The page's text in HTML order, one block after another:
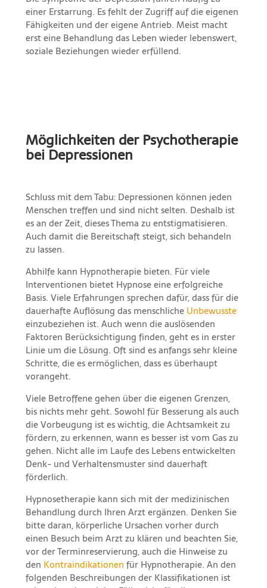
einer Erstarrung. Es fehlt der Zugriff auf die eigenen
Fähigkeiten und der eigene Antrieb. Meist macht
erst eine Behandlung das Leben wieder lebenswert,
soziale Beziehungen wieder erfüllend.
Möglichkeiten der Psychotherapie
bei Depressionen
Schluss mit dem Tabu: Depressionen können jeden
Menschen treffen und sind nicht selten. Deshalb ist
es an der Zeit, dieses Thema zu entstigmatisieren.
Auch damit die Bereitschaft steigt, sich behandeln
zu lassen.
Abhilfe kann Hypnotherapie bieten. Für viele
Interventionen bietet Hypnose eine erfolgreiche
Basis. Viele Erfahrungen sprechen dafür, dass für die
dauerhafte Auflösung das menschliche Unbewusste
einzubeziehen ist. Auch wenn die auslösenden
Faktoren Berücksichtigung finden, geht es in erster
Linie um die Lösung. Oft sind es anfangs sehr kleine
Schritte, die es ermöglichen, dass es überhaupt
vorangeht.
Viele Betroffene gehen über die eigenen Grenzen,
bis nichts mehr geht. Sowohl für Besserung als auch
die Vorbeugung ist es wichtig, die Achtsamkeit zu
fördern, zu erkennen, wann es besser ist vom Gas zu
gehen. Nicht alle im Laufe des Lebens entwickelten
Denk- und Verhaltensmuster sind dauerhaft
förderlich.
Hypnosetherapie kann sich mit der medizinischen
Behandlung durch Ihren Arzt ergänzen. Denken Sie
bitte daran, körperliche Ursachen vorher durch
einen Besuch beim Arzt zu klären und beachten Sie,
vor der Terminreservierung, auch die Hinweise zu
den Kontraindikationen für Hypnotherapie. An den
folgenden Beschreibungen der Klassifikationen ist